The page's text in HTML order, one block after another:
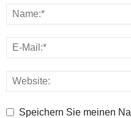
Speichern Sie meinen